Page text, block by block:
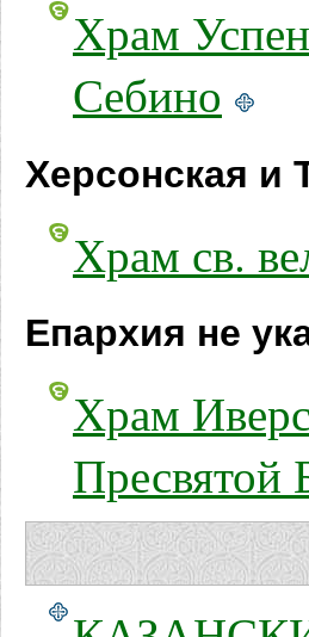
Храм
Себино
Херсонская и
Храм св.
Епархия не
Храм
Пресвятой